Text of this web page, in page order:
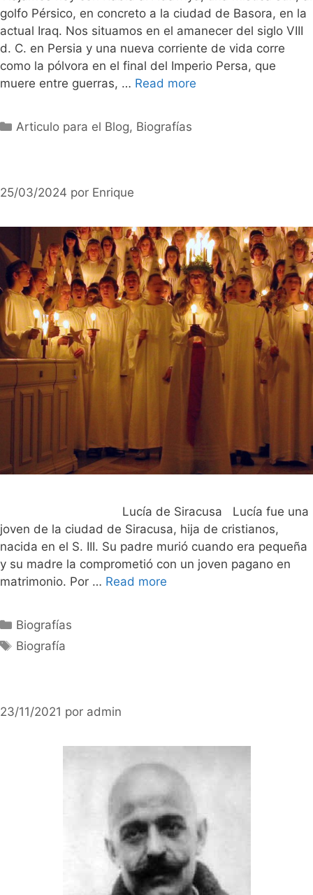
golfo Pérsico, en concreto a la ciudad de Basora, en la
actual Iraq. Nos situamos en el amanecer del siglo VIII
d. C. en Persia y una nueva corriente de vida corre
como la pólvora en el final del Imperio Persa, que
muere entre guerras, … Read more
Categorías
Articulo para el Blog, Biografías
25/03/2024 por Enrique
Lucía de Siracusa Lucía fue una
joven de la ciudad de Siracusa, hija de cristianos,
nacida en el S. III. Su padre murió cuando era pequeña
y su madre la comprometió con un joven pagano en
matrimonio. Por … Read more
Categorías
Biografías
Etiquetas
Biografía
23/11/2021 por admin